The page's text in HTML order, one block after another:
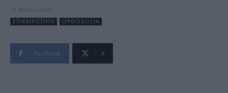
12 Μαΐου, 2025
ΕΠΙΚΑΙΡΟΤΗΤΑ ΟΡΘΟΔΟΞΙΑ
Facebook X